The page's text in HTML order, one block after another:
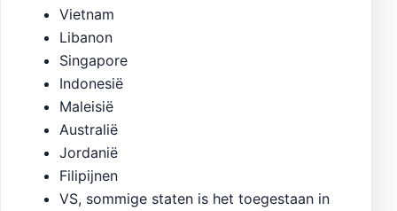
Vietnam
Libanon
Singapore
Indonesië
Maleisië
Australië
Jordanië
Filipijnen
VS, sommige staten is het toegestaan in